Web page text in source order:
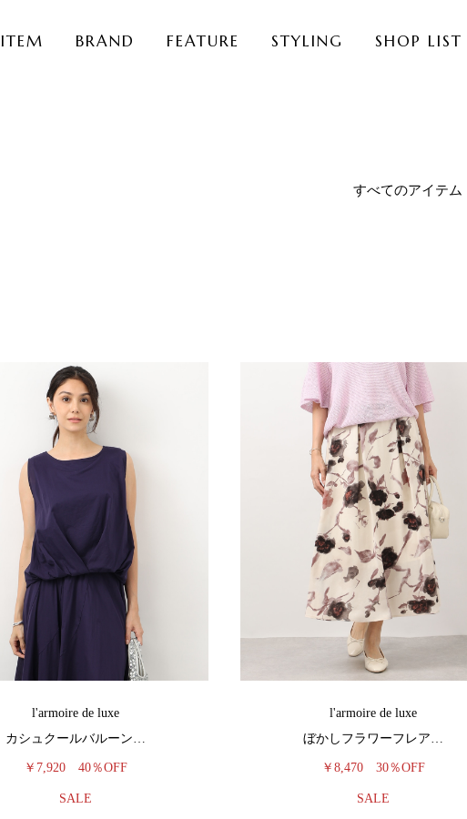
ITEM BRAND FEATURE STYLING SHOP LIST
すべてのアイテム
l'armoire de luxe
カシュクールバルーン…
￥7,920 40％OFF
SALE
l'armoire de luxe
ぼかしフラワーフレア…
￥8,470 30％OFF
SALE